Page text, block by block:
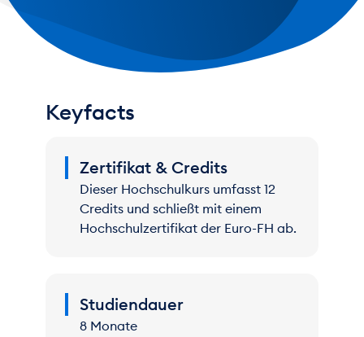
diesem Hochschulkurs direkt anwendbares
Praxiswissen. Du lernst, sicher mit
Buchführung und Bilanzierung umzugehen
Planung gezielt zu verbessern.
Keyfacts
Zertifikat & Credits
Dieser Hochschulkurs umfasst 12
Credits und schließt mit einem
Hochschulzertifikat der Euro-FH ab.
Studiendauer
8 Monate